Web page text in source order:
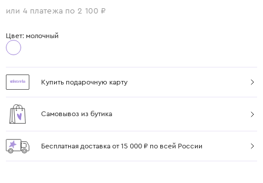
или 4 платежа по 2 100 ₽
Цвет: молочный
Купить подарочную карту
Самовывоз из бутика
Бесплатная доставка от 15 000 ₽ по всей России